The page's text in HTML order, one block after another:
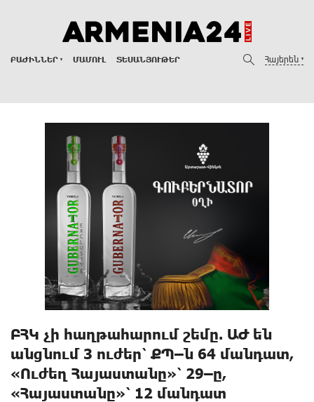
ԲԱԺԻՆՆԵՐ ՄԱՄՈՒԼ ՏԵՍԱՆՅՈՒԹԵՐ Հայերեն
ԲՀԿ չի հաղթահարում շեմը. ԱԺ են
անցնում 3 ուժեր՝ ՔՊ–ն 64 մանդատ,
«Ուժեղ Հայաստանը»՝ 29–ը,
«Հայաստանը»՝ 12 մանդատ